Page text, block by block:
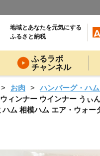
地域とあなたを元気にする
ふるさと納税
ふるラボ
チャンネル
お肉
ハンバーグ・ハ
ィンナー ウインナー うぃ
ム 相模ハム エア・ウォ